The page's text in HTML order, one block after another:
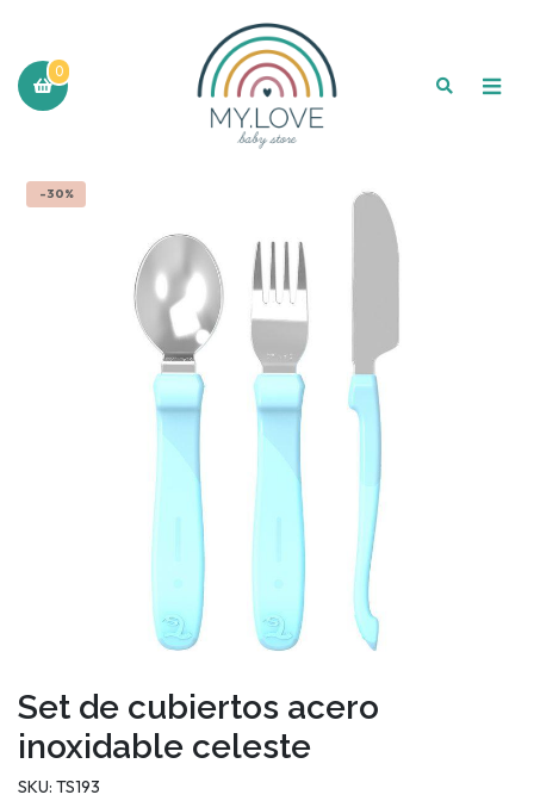
0
-30%
Set de cubiertos acero
inoxidable celeste
SKU: TS193